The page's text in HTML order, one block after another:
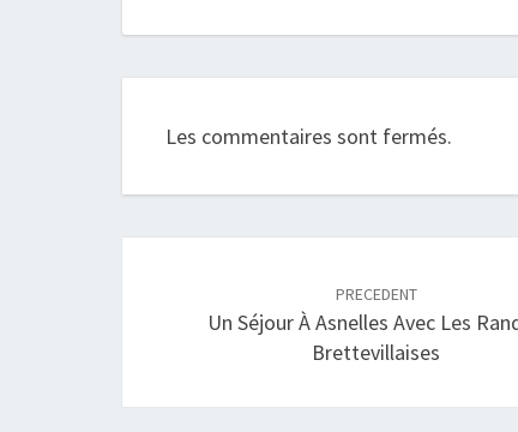
Les commentaires sont fermés.
PRECEDENT
Un Séjour À Asnelles Avec Les
Brettevillaises